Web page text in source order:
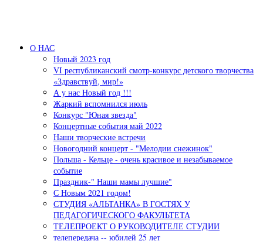
О НАС
Новый 2023 год
VI республиканский смотр-конкурс детского творчества
«Здравствуй, мир!»
А у нас Новый год !!!
Жаркий вспомнился июль
Конкурс "Юная звезда"
Концертные события май 2022
Наши творческие встречи
Новогодний концерт - "Мелодии снежинок"
Польша - Кельце - очень красивое и незабываемое
событие
Праздник-" Наши мамы лучшие"
С Новым 2021 годом!
СТУДИЯ «АЛЬТАНКА» В ГОСТЯХ У
ПЕДАГОГИЧЕСКОГО ФАКУЛЬТЕТА
ТЕЛЕПРОЕКТ О РУКОВОДИТЕЛЕ СТУДИИ
телепередача -- юбилей 25 лет